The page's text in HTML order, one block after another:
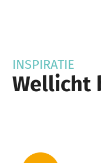
Wellicht
INSPIRATIE